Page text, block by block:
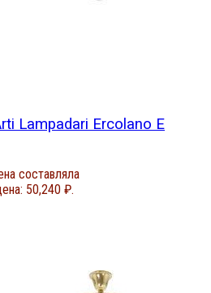
Lampadari Ercolano E
составляла
50,240 ₽.